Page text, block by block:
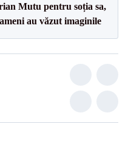
Mutu pentru soția sa,
au văzut imaginile